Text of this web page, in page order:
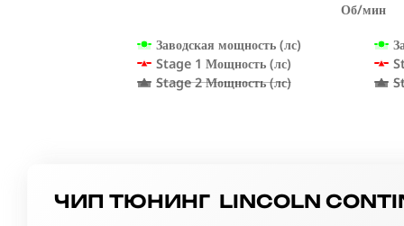
Об/мин
Заводская мощность (лс)
Stage 1 Мощность (лс)
Stage 2 Мощность (лс)
ЧИП ТЮНИНГ LINCOLN